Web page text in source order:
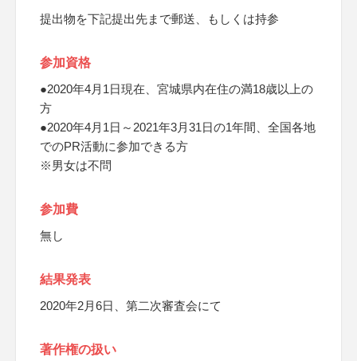
提出物を下記提出先まで郵送、もしくは持参
参加資格
●2020年4月1日現在、宮城県内在住の満18歳以上の
方
●2020年4月1日～2021年3月31日の1年間、全国各地
でのPR活動に参加できる方
※男女は不問
参加費
無し
結果発表
2020年2月6日、第二次審査会にて
著作権の扱い